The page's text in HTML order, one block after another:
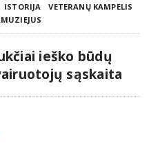
ISTORIJA
VETERANŲ KAMPELIS
MUZIEJUS
ieško būdų
sąskaita